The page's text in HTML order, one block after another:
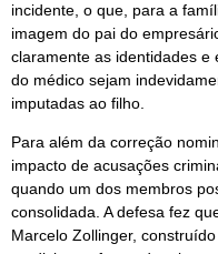
incidente, o que, para a
imagem do pai do
claramente as identidades e
do médico sejam
imputadas ao filho.
Para além da correção
impacto de acusações
quando um dos membros
consolidada. A defesa fez
Marcelo Zollinger,